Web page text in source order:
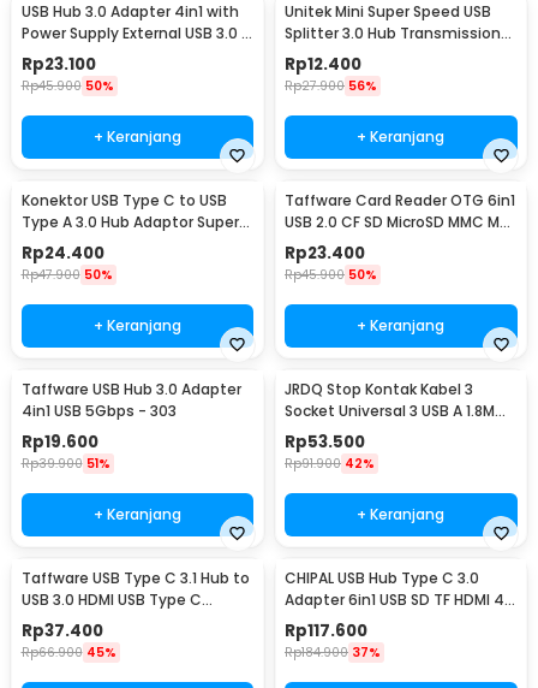
USB Hub 3.0 Adapter 4in1 with
Power Supply External USB 3.0 4
Port - UH-103U3
Rp23.100
Rp45.900 50%
+ Keranjang
Unitek Mini Super Speed USB
Splitter 3.0 Hub Transmission
Portable 3 Port - Y-2153
Rp12.400
Rp27.900 56%
+ Keranjang
Konektor USB Type C to USB
Type A 3.0 Hub Adaptor Super
Speed 5Gbps 4 Port - RXD-
103U3
Rp24.400
Rp47.900 50%
+ Keranjang
Taffware Card Reader OTG 6in1
USB 2.0 CF SD MicroSD MMC MS
XD Card - SHTC-08
Rp23.400
Rp45.900 50%
+ Keranjang
Taffware USB Hub 3.0 Adapter
4in1 USB 5Gbps - 303
Rp19.600
Rp39.900 51%
+ Keranjang
JRDQ Stop Kontak Kabel 3
Socket Universal 3 USB A 1.8M
10A 250V 2500W - JR033
Rp53.500
Rp91.900 42%
+ Keranjang
Taffware USB Type C 3.1 Hub to
USB 3.0 HDMI USB Type C
Female - HPQ1034
Rp37.400
Rp66.900 45%
CHIPAL USB Hub Type C 3.0
Adapter 6in1 USB SD TF HDMI 4K
PD - T62
Rp117.600
Rp184.900 37%